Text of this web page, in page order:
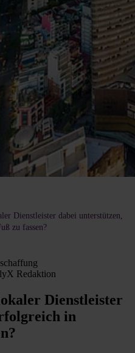
Dienstleister dabei unterstützen,
zu fassen?
Redaktion
Dienstleister
in